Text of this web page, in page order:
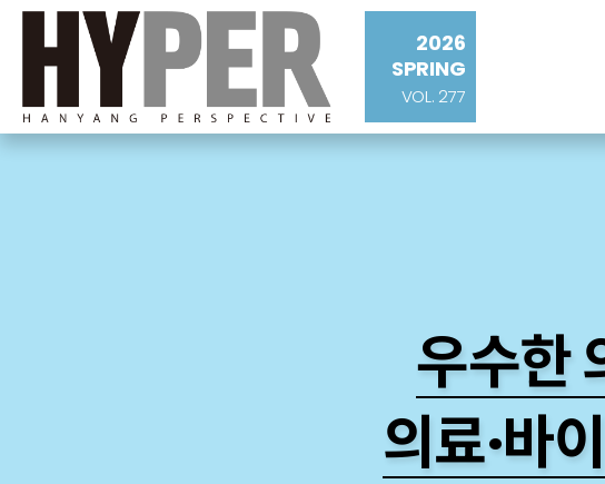
2026
SPRING
VOL. 277
우수한
의료·바